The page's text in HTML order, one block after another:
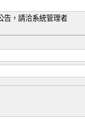
告，請洽系統管理者